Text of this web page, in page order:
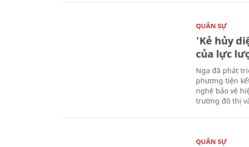
QUÂN SỰ
'Kẻ hủy
của lực
Nga đã phát
phương tiện
nghệ bảo vệ
trường đô thị
QUÂN SỰ